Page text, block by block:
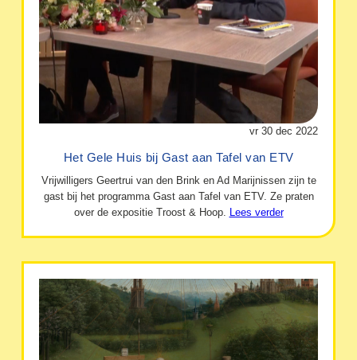
vr 30 dec 2022
Het Gele Huis bij Gast aan Tafel van ETV
Vrijwilligers Geertrui van den Brink en Ad Marijnissen zijn te
gast bij het programma Gast aan Tafel van ETV. Ze praten
over de expositie Troost & Hoop. Lees verder